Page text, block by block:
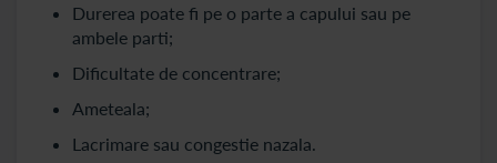
Durerea poate fi pe o parte a capului sau pe
ambele parti;
Dificultate de concentrare;
Ameteala;
Lacrimare sau congestie nazala.